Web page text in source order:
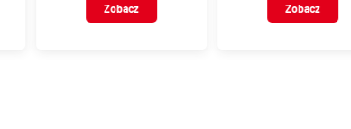
Zobacz Zobacz